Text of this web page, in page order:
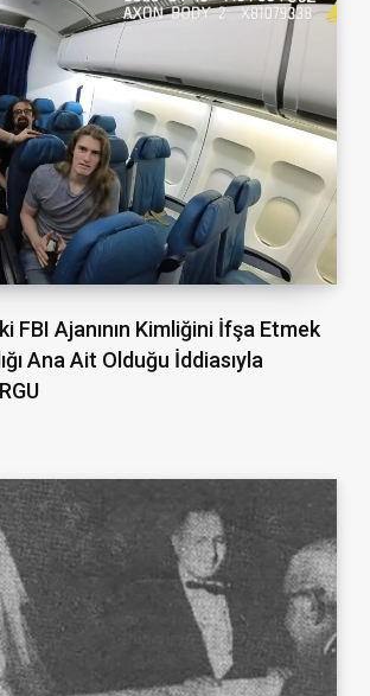
FBI Ajanının Kimliğini İfşa Etmek
Ana Ait Olduğu İddiasıyla